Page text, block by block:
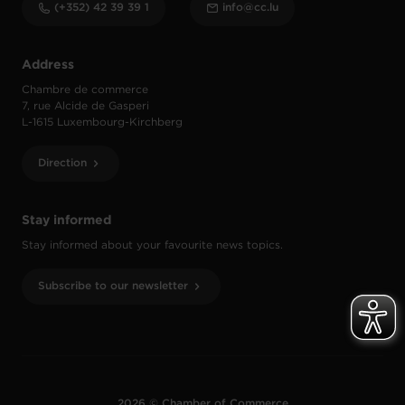
Stay informed
Stay informed about your favourite news topics.
Subscribe to our newsletter
Address
Chambre de commerce
7, rue Alcide de Gasperi
L-1615 Luxembourg-Kirchberg
Direction
(+352) 42 39 39 1 info@cc.lu